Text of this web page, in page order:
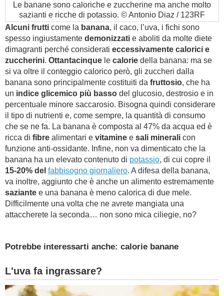
Le banane sono caloriche e zuccherine ma anche molto
sazianti e ricche di potassio. © Antonio Diaz / 123RF
Alcuni frutti come la banana, il caco, l’uva, i fichi sono
spesso ingiustamente demonizzati e aboliti da molte diete
dimagranti perché considerati eccessivamente calorici e
zuccherini. Ottantacinque le calorie della banana: ma se
si va oltre il conteggio calorico però, gli zuccheri dalla
banana sono principalmente costituiti da fruttosio, che ha
un indice glicemico più basso del glucosio, destrosio e in
percentuale minore saccarosio. Bisogna quindi considerare
il tipo di nutrienti e, come sempre, la quantità di consumo
che se ne fa. La banana è composta al 47% da acqua ed è
ricca di fibre alimentari e vitamine e sali minerali con
funzione anti-ossidante. Infine, non va dimenticato che la
banana ha un elevato contenuto di potassio, di cui copre il
15-20% del fabbisogno giornaliero. A difesa della banana,
va inoltre, aggiunto che è anche un alimento estremamente
saziante e una banana è meno calorica di due mele.
Difficilmente una volta che ne avrete mangiata una
attaccherete la seconda… non sono mica ciliegie, no?
Potrebbe interessarti anche: calorie banane
L'uva fa ingrassare?